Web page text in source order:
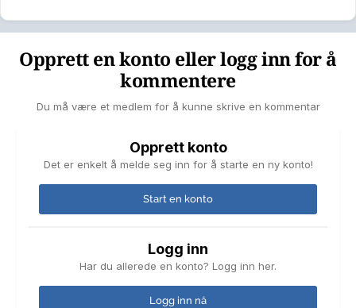
Opprett en konto eller logg inn for å
kommentere
Du må være et medlem for å kunne skrive en kommentar
Opprett konto
Det er enkelt å melde seg inn for å starte en ny konto!
Start en konto
Logg inn
Har du allerede en konto? Logg inn her.
Logg inn nå